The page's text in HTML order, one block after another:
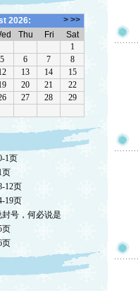
1页
页
12页
19页
封号，何必说是
页
页